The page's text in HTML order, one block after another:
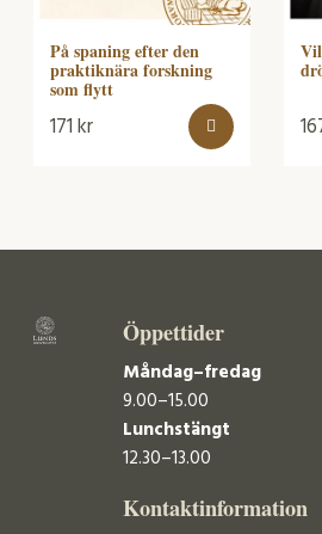
På spaning efter den
praktiknära forskning
som flytt
171kr
Öppettider
Måndag–fredag
9.00–15.00
Lunchstängt
12.30–13.00
Kontaktinformation